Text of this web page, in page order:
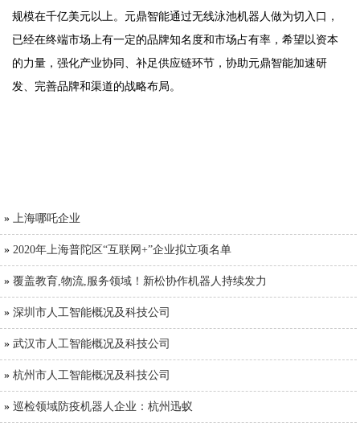
规模在千亿美元以上。元鼎智能通过无线泳池机器人做为切入口，
已经在终端市场上有一定的品牌知名度和市场占有率，希望以资本
的力量，强化产业协同、补足供应链环节，协助元鼎智能加速研
发、完善品牌和渠道的战略布局。
» 上海哪吒企业
» 2020年上海普陀区“互联网+”企业拟立项名单
» 覆盖教育,物流,服务领域！新松协作机器人持续发力
» 深圳市人工智能概况及科技公司
» 武汉市人工智能概况及科技公司
» 杭州市人工智能概况及科技公司
» 巡检领域防疫机器人企业：杭州迅蚁